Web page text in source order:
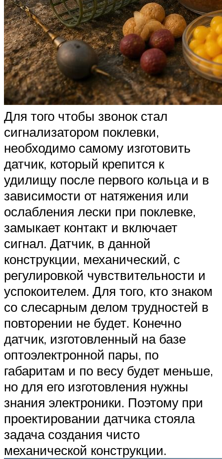
Для того чтобы звонок стал
сигнализатором поклевки,
необходимо самому изготовить
датчик, который крепится к
удилищу после первого кольца и в
зависимости от натяжения или
ослабления лески при поклевке,
замыкает контакт и включает
сигнал. Датчик, в данной
конструкции, механический, с
регулировкой чувствительности и
успокоителем. Для того, кто знаком
со слесарным делом трудностей в
повторении не будет. Конечно
датчик, изготовленный на базе
оптоэлектронной пары, по
габаритам и по весу будет меньше,
но для его изготовления нужны
знания электроники. Поэтому при
проектировании датчика стояла
задача создания чисто
механической конструкции.